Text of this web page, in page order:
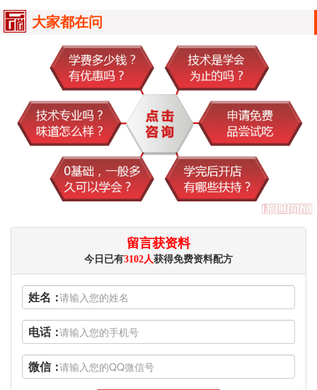
大家都在问
留言获资料
今日已有3102人获得免费资料配方
姓名：
电话：
微信：